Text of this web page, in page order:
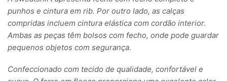
punhos e cintura em rib. Por outro lado, as calças
compridas incluem cintura elástica com cordão interior.
Ambas as peças têm bolsos com fecho, onde pode guardar
pequenos objetos com segurança.
Confeccionado com tecido de qualidade, confortável e